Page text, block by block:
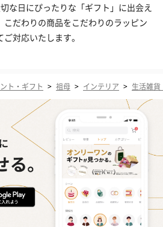
な日にぴったりな「ギフト」に出会え
だわりの商品をこだわりのラッピン
対応いたします。
ト・ギフト > 祖母 > インテリア > 生活雑